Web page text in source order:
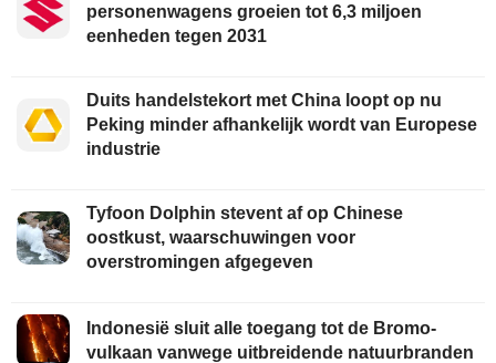
personenwagens groeien tot 6,3 miljoen
eenheden tegen 2031
Duits handelstekort met China loopt op nu
Peking minder afhankelijk wordt van Europese
industrie
Tyfoon Dolphin stevent af op Chinese
oostkust, waarschuwingen voor
overstromingen afgegeven
Indonesië sluit alle toegang tot de Bromo-
vulkaan vanwege uitbreidende natuurbranden